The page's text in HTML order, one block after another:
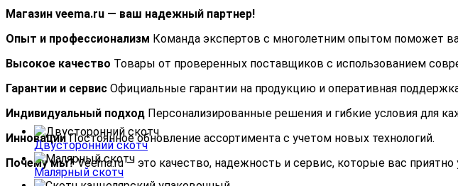
Магазин veema.ru — ваш надежный партнер!
Опыт и профессионализм Команда экспертов с многолетним опытом поможет
Высокое качество Товары от проверенных поставщиков с использованием
Гарантии и сервис Официальные гарантии на продукцию и оперативная
Индивидуальный подход Персонализированные решения и гибкие условия для
ИнновацииПостоянное обновление ассортимента с учетом новых технологий.
Почему мы?Veema.ru — это качество, надежность и сервис, которые вас
Двусторонний скотч
Малярный скотч